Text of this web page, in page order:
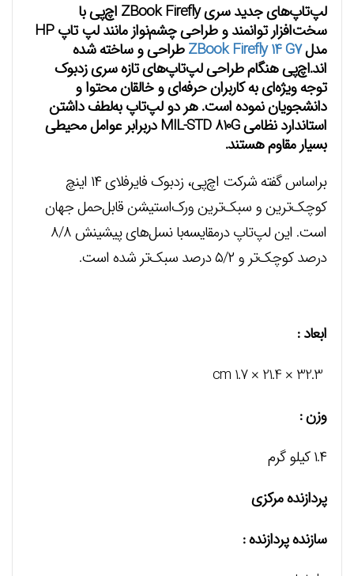
لپ‌تاپ‌های جدید سری ZBook Firefly اچ‌پی با
سخت‌افزار توانمند و طراحی چشم‌نواز مانند لپ تاپ HP
مدلZBook Firefly 14 G7
طراحی و ساخته شده
اند.اچ‌پی هنگام طراحی لپ‌تاپ‌های تازه سری زدبوک
توجه ویژه‌ای به کاربران حرفه‌ای و خالقان محتوا و
دانشجویان نموده است. هر دو لپ‌تاپ‌ به‌لطف داشتن
استاندارد نظامی MIL-STD 810G دربرابر عوامل محیطی
بسیار مقاوم هستند.
براساس گفته شرکت اچ‌پی، زدبوک فایرفلای ۱۴ اینچ
کوچک‌ترین و سبک‌‌ترین ورک‌استیشن قابل‌حمل جهان
است. این لپ‌تاپ درمقایسه‌با نسل‌های پیشینش ۸/۸
درصد کوچک‌تر و ۵/۲ درصد سبک‌تر شده است.
ابعاد :
وزن :
۱.۴ کیلو گرم
پردازنده مرکزی
سازنده پردازنده :